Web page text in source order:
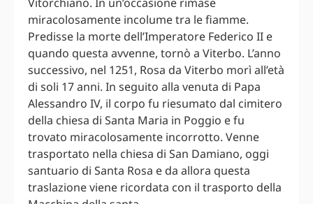
Vitorchiano. In un’occasione rimase
miracolosamente incolume tra le fiamme.
Predisse la morte dell’Imperatore Federico II e
quando questa avvenne, tornò a Viterbo. L’anno
successivo, nel 1251, Rosa da Viterbo morì all’età
di soli 17 anni. In seguito alla venuta di Papa
Alessandro IV, il corpo fu riesumato dal cimitero
della chiesa di Santa Maria in Poggio e fu
trovato miracolosamente incorrotto. Venne
trasportato nella chiesa di San Damiano, oggi
santuario di Santa Rosa e da allora questa
traslazione viene ricordata con il trasporto della